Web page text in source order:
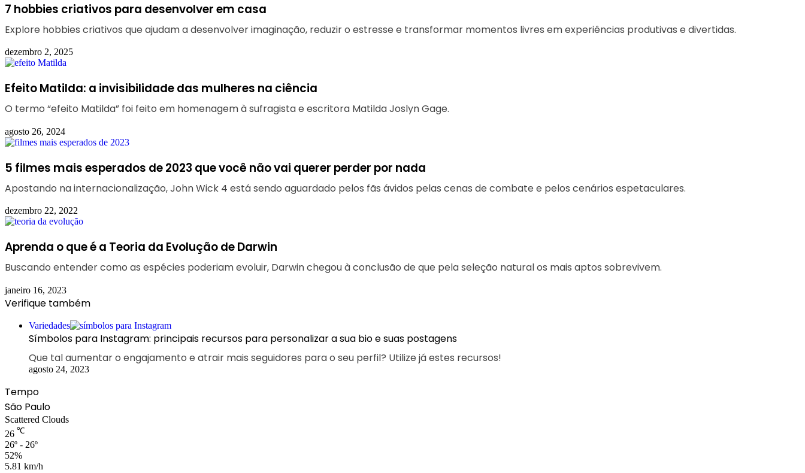
7 hobbies criativos para desenvolver em casa
Explore hobbies criativos que ajudam a desenvolver imaginação, reduzir o estresse e transformar momentos livres em experiências produtivas e divertidas.
dezembro 2, 2025
Efeito Matilda: a invisibilidade das mulheres na ciência
O termo “efeito Matilda” foi feito em homenagem à sufragista e escritora Matilda Joslyn Gage.
agosto 26, 2024
5 filmes mais esperados de 2023 que você não vai querer perder por nada
Apostando na internacionalização, John Wick 4 está sendo aguardado pelos fãs ávidos pelas cenas de combate e pelos cenários espetaculares.
dezembro 22, 2022
Aprenda o que é a Teoria da Evolução de Darwin
Buscando entender como as espécies poderiam evoluir, Darwin chegou à conclusão de que pela seleção natural os mais aptos sobrevivem.
janeiro 16, 2023
Verifique também
Variedades
Símbolos para Instagram: principais recursos para personalizar a sua bio e suas postagens
Que tal aumentar o engajamento e atrair mais seguidores para o seu perfil? Utilize já estes recursos!
agosto 24, 2023
Tempo
São Paulo
Scattered Clouds
26 ℃
26º - 26º
52%
5.81 km/h